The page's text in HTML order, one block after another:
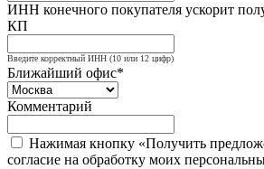
ИНН конечного покупателя ускорит
КП
Введите корректный ИНН (10 или 12 цифр)
Ближайший офис*
Комментарий
Нажимая кнопку «Получить
согласие на обработку моих